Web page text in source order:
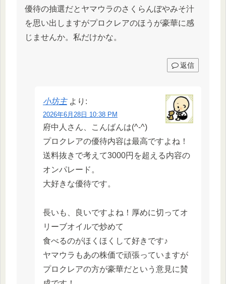
優待の抽選だとヤマウラのさくらんぼやみそ汁
を思い出しますがプロクレアのほうが豪華に感
じませんか。私だけかな。
返信
小坊主 より:
2026年6月28日 10:38 PM
府中人さん、こんばんは(^-^)
プロクレアの優待内容は最高ですよね！
送料抜きで考えて3000円を超える内容の
オンパレード。
大好きな優待です。
長いも、良いですよね！厚めに切ってオ
リーブオイルで炒めて
食べるのがほくほくして好きです♪
ヤマウラもあの株価で頑張っていますが
プロクレアの方が豪華だという意見に賛